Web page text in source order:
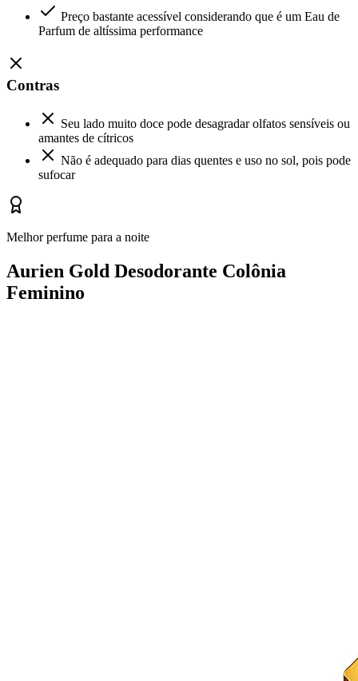
Preço bastante acessível considerando que é um Eau de
Parfum de altíssima performance
Contras
Seu lado muito doce pode desagradar olfatos sensíveis ou
amantes de cítricos
Não é adequado para dias quentes e uso no sol, pois pode
sufocar
Melhor perfume para a noite
Aurien Gold Desodorante Colônia
Feminino